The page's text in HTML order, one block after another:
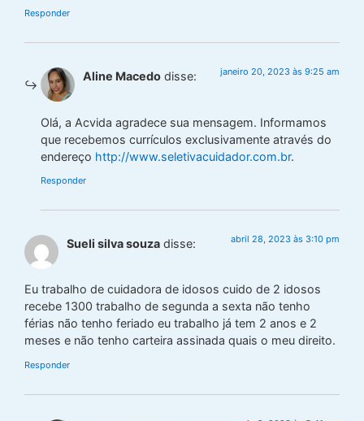
Responder
Aline Macedo disse: janeiro 20, 2023 às 9:25 am
Olá, a Acvida agradece sua mensagem. Informamos
que recebemos currículos exclusivamente através do
endereço http://www.seletivacuidador.com.br.
Responder
Sueli silva souza disse: abril 28, 2023 às 3:10 pm
Eu trabalho de cuidadora de idosos cuido de 2 idosos
recebe 1300 trabalho de segunda a sexta não tenho
férias não tenho feriado eu trabalho já tem 2 anos e 2
meses e não tenho carteira assinada quais o meu direito.
Responder